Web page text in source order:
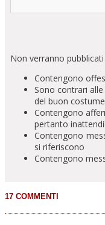
Non verranno
Contengono
Sono contrari
del buon costume
Contengono
pertanto
Contengono
si riferiscono
Contengono